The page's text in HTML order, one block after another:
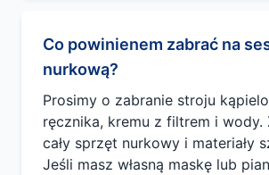
Co powinienem zabrać na
nurkową?
Prosimy o zabranie stroju
ręcznika, kremu z filtrem i wody.
cały sprzęt nurkowy i materiały
Jeśli masz własną maskę lub